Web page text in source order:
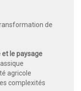
de
et le paysage
agricole
complexités